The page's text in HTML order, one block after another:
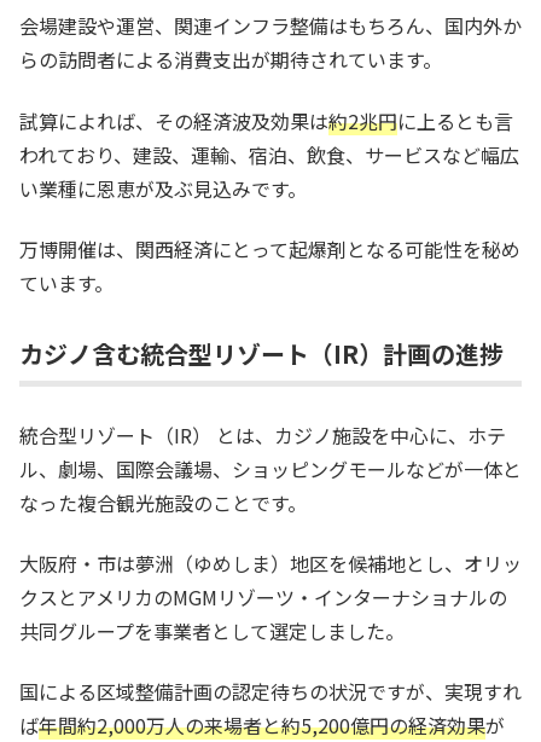
会場建設や運営、関連インフラ整備はもちろん、国内外か
らの訪問者による消費支出が期待されています。
試算によれば、その経済波及効果は約2兆円に上るとも言
われており、建設、運輸、宿泊、飲食、サービスなど幅広
い業種に恩恵が及ぶ見込みです。
万博開催は、関西経済にとって起爆剤となる可能性を秘め
ています。
カジノ含む統合型リゾート（IR）計画の進捗
統合型リゾート（IR） とは、カジノ施設を中心に、ホテ
ル、劇場、国際会議場、ショッピングモールなどが一体と
なった複合観光施設のことです。
大阪府・市は夢洲（ゆめしま）地区を候補地とし、オリッ
クスとアメリカのMGMリゾーツ・インターナショナルの
共同グループを事業者として選定しました。
国による区域整備計画の認定待ちの状況ですが、実現すれ
ば年間約2,000万人の来場者と約5,200億円の経済効果が